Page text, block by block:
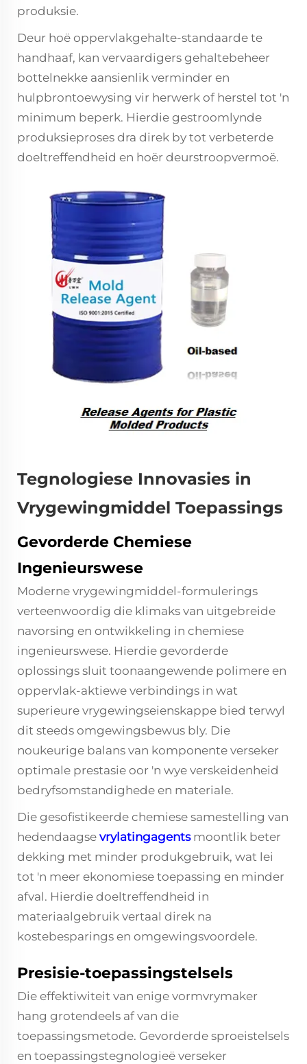
produksie.
Deur hoë oppervlakgehalte-standaarde te
handhaaf, kan vervaardigers gehaltebeheer
bottelnekke aansienlik verminder en
hulpbrontoewysing vir herwerk of herstel tot 'n
minimum beperk. Hierdie gestroomlynde
produksieproses dra direk by tot verbeterde
doeltreffendheid en hoër deurstroopvermoë.
Tegnologiese Innovasies in
Vrygewingmiddel Toepassings
Gevorderde Chemiese
Ingenieurswese
Moderne vrygewingmiddel-formulerings
verteenwoordig die klimaks van uitgebreide
navorsing en ontwikkeling in chemiese
ingenieurswese. Hierdie gevorderde
oplossings sluit toonaangewende polimere en
oppervlak-aktiewe verbindings in wat
superieure vrygewingseienskappe bied terwyl
dit steeds omgewingsbewus bly. Die
noukeurige balans van komponente verseker
optimale prestasie oor 'n wye verskeidenheid
bedryfsomstandighede en materiale.
Die gesofistikeerde chemiese samestelling van
hedendaagse vrylatingagents moontlik beter
dekking met minder produkgebruik, wat lei
tot 'n meer ekonomiese toepassing en minder
afval. Hierdie doeltreffendheid in
materiaalgebruik vertaal direk na
kostebesparings en omgewingsvoordele.
Presisie-toepassingstelsels
Die effektiwiteit van enige vormvrymaker
hang grotendeels af van die
toepassingsmetode. Gevorderde sproeistelsels
en toepassingstegnologieë verseker